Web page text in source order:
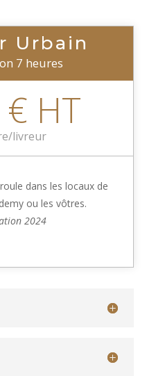
Urbain
7 heures
HT
livreur
dans les locaux de
ou les vôtres.
2024